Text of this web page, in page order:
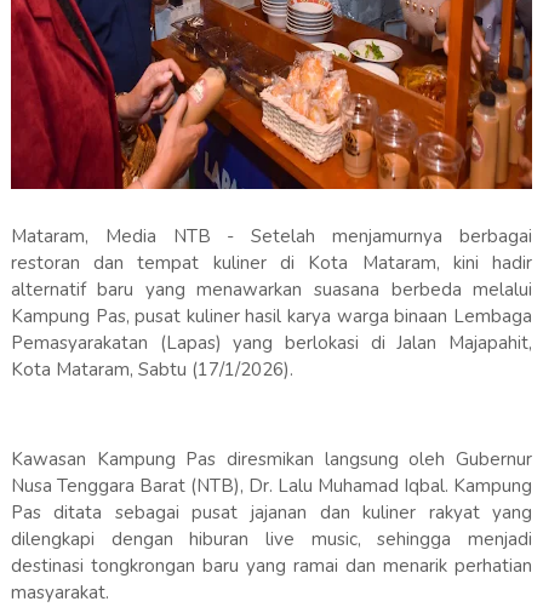
Mataram, Media NTB - Setelah menjamurnya berbagai
restoran dan tempat kuliner di Kota Mataram, kini hadir
alternatif baru yang menawarkan suasana berbeda melalui
Kampung Pas, pusat kuliner hasil karya warga binaan Lembaga
Pemasyarakatan (Lapas) yang berlokasi di Jalan Majapahit,
Kota Mataram, Sabtu (17/1/2026).
Kawasan Kampung Pas diresmikan langsung oleh Gubernur
Nusa Tenggara Barat (NTB), Dr. Lalu Muhamad Iqbal. Kampung
Pas ditata sebagai pusat jajanan dan kuliner rakyat yang
dilengkapi dengan hiburan live music, sehingga menjadi
destinasi tongkrongan baru yang ramai dan menarik perhatian
masyarakat.